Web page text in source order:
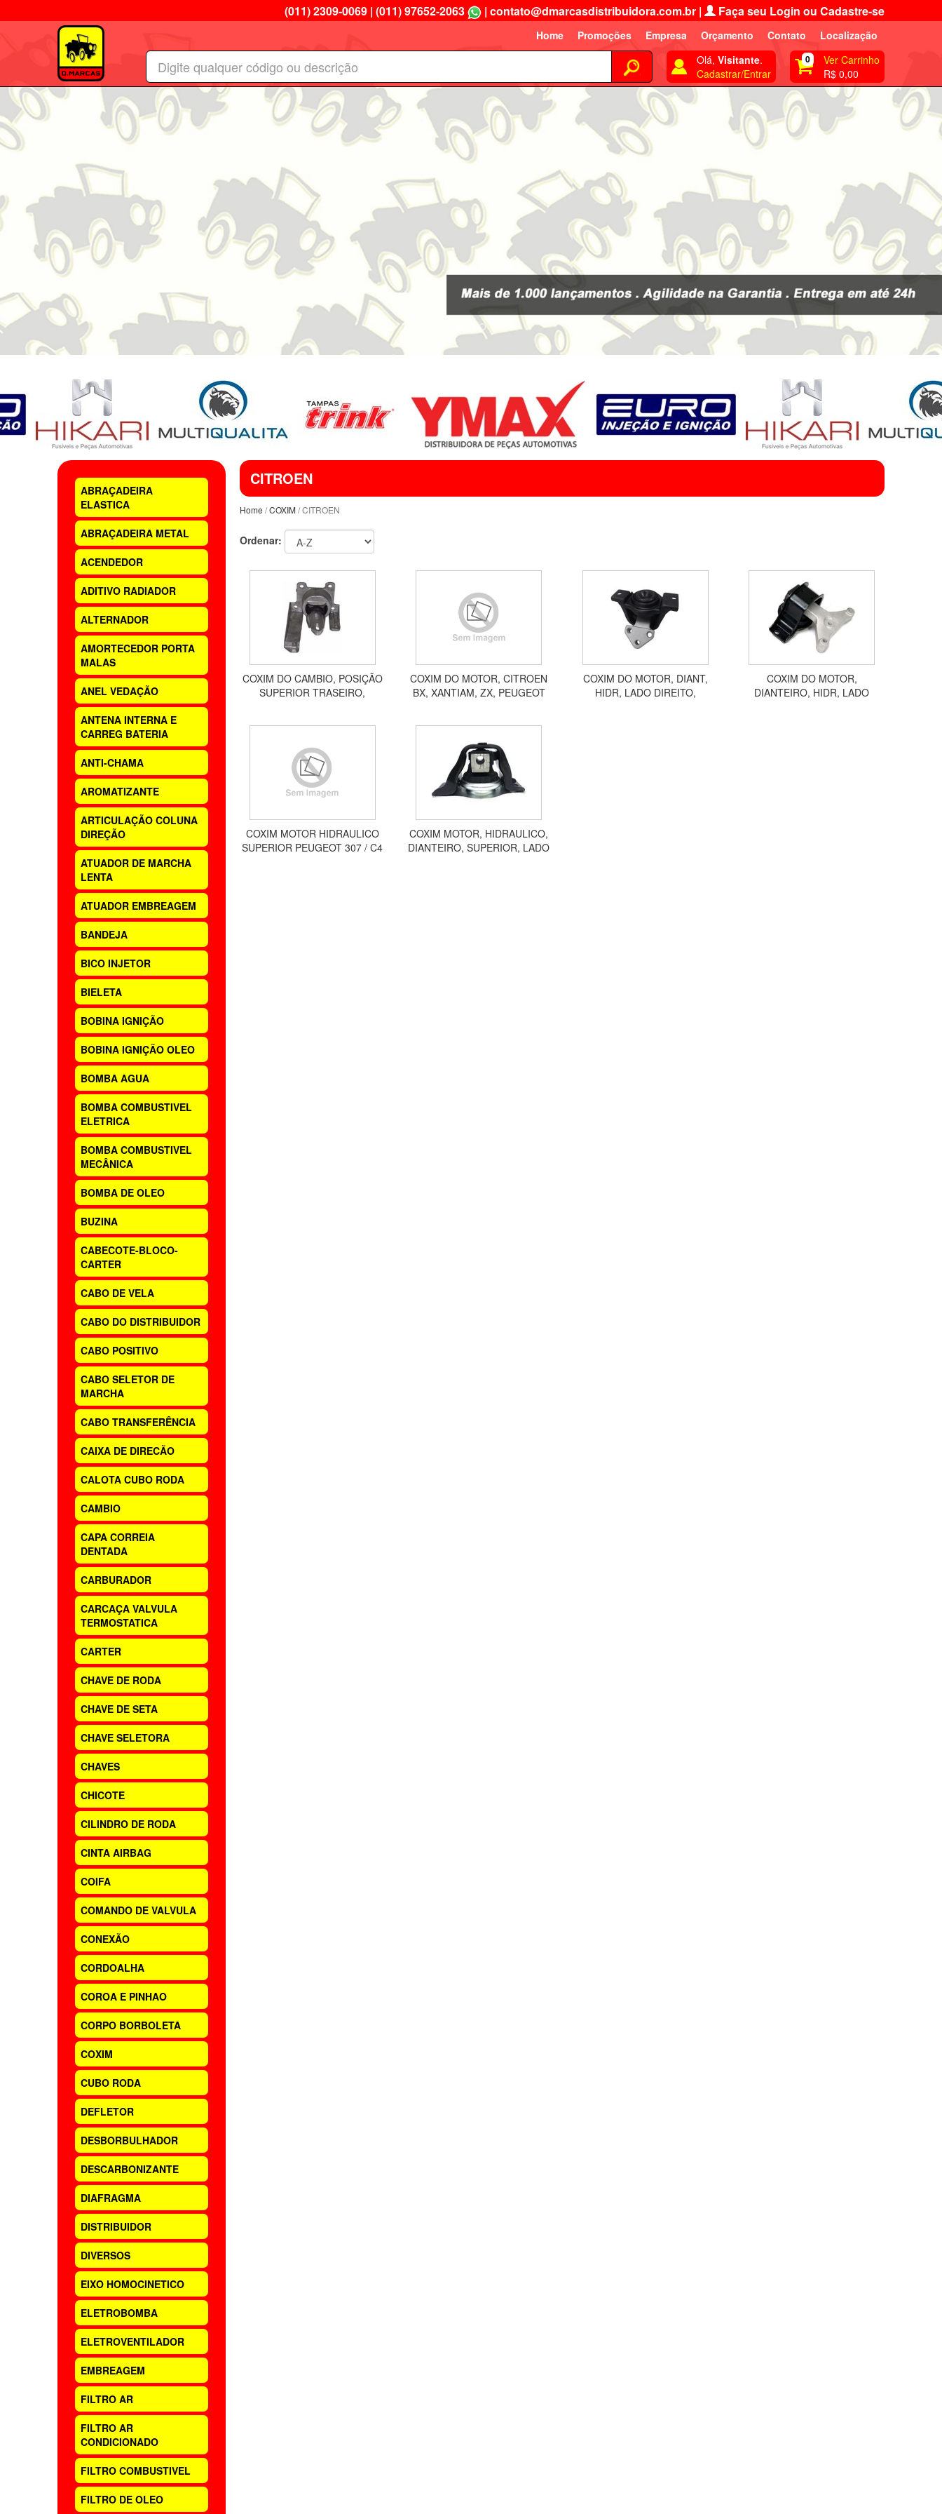
(011) 2309-0069 | (011) 97652-2063 | contato@dmarcasdistribuidora.com.br | Faça seu Login ou Cadastre-se
Home Promoções Empresa Orçamento Contato
Localização
Olá, Visitante.
Cadastrar/Entrar
0
Ver Carrinho
R$ 0,00
ABRAÇADEIRA
ELASTICA
ABRAÇADEIRA METAL
ACENDEDOR
ADITIVO RADIADOR
ALTERNADOR
AMORTECEDOR PORTA
MALAS
ANEL VEDAÇÃO
ANTENA INTERNA E
CARREG BATERIA
ANTI-CHAMA
AROMATIZANTE
ARTICULAÇÃO COLUNA
DIREÇÃO
ATUADOR DE MARCHA
LENTA
ATUADOR EMBREAGEM
BANDEJA
BICO INJETOR
BIELETA
BOBINA IGNIÇÃO
BOBINA IGNIÇÃO OLEO
BOMBA AGUA
BOMBA COMBUSTIVEL
ELETRICA
BOMBA COMBUSTIVEL
MECÂNICA
BOMBA DE OLEO
BUZINA
CABECOTE-BLOCO-
CARTER
CABO DE VELA
CABO DO DISTRIBUIDOR
CABO POSITIVO
CABO SELETOR DE
MARCHA
CABO TRANSFERÊNCIA
CAIXA DE DIRECÃO
CALOTA CUBO RODA
CAMBIO
CAPA CORREIA
DENTADA
CARBURADOR
CARCAÇA VALVULA
TERMOSTATICA
CARTER
CHAVE DE RODA
CHAVE DE SETA
CHAVE SELETORA
CHAVES
CHICOTE
CILINDRO DE RODA
CINTA AIRBAG
COIFA
COMANDO DE VALVULA
CONEXÃO
CORDOALHA
COROA E PINHAO
CORPO BORBOLETA
COXIM
CUBO RODA
DEFLETOR
DESBORBULHADOR
DESCARBONIZANTE
DIAFRAGMA
DISTRIBUIDOR
DIVERSOS
EIXO HOMOCINETICO
ELETROBOMBA
ELETROVENTILADOR
EMBREAGEM
FILTRO AR
FILTRO AR
CONDICIONADO
FILTRO COMBUSTIVEL
FILTRO DE OLEO
CITROEN
Home /COXIM/ CITROEN
Ordenar:
COXIM DO CAMBIO, POSIÇÃO
SUPERIOR TRASEIRO,
COXIM DO MOTOR, CITROEN
BX, XANTIAM, ZX, PEUGEOT
COXIM DO MOTOR, DIANT,
HIDR, LADO DIREITO,
COXIM DO MOTOR,
DIANTEIRO, HIDR, LADO
COXIM MOTOR HIDRAULICO
SUPERIOR PEUGEOT 307 / C4
COXIM MOTOR, HIDRAULICO,
DIANTEIRO, SUPERIOR, LADO